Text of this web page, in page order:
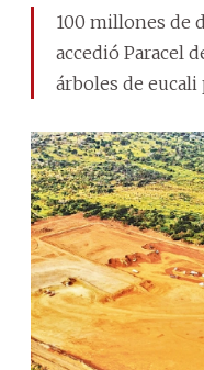
100 millones de
accedió Paracel
árboles de eucali